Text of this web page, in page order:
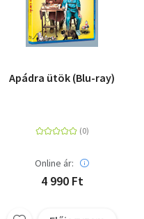
Apádra ütök (Blu-ray)
Online ár:
4 990 Ft